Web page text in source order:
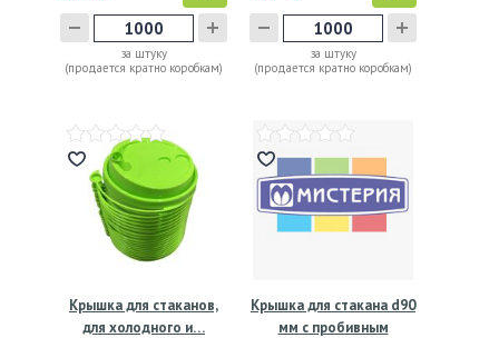
за штуку
(продается кратно коробкам)
за штуку
(продается кратно коробкам)
Крышка для стаканов,
для холодного и…
Крышка для стакана d90
мм с пробивным